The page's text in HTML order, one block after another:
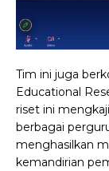
Tim ini juga
Educational
riset ini
berbagai
menghasilkan
kemandirian